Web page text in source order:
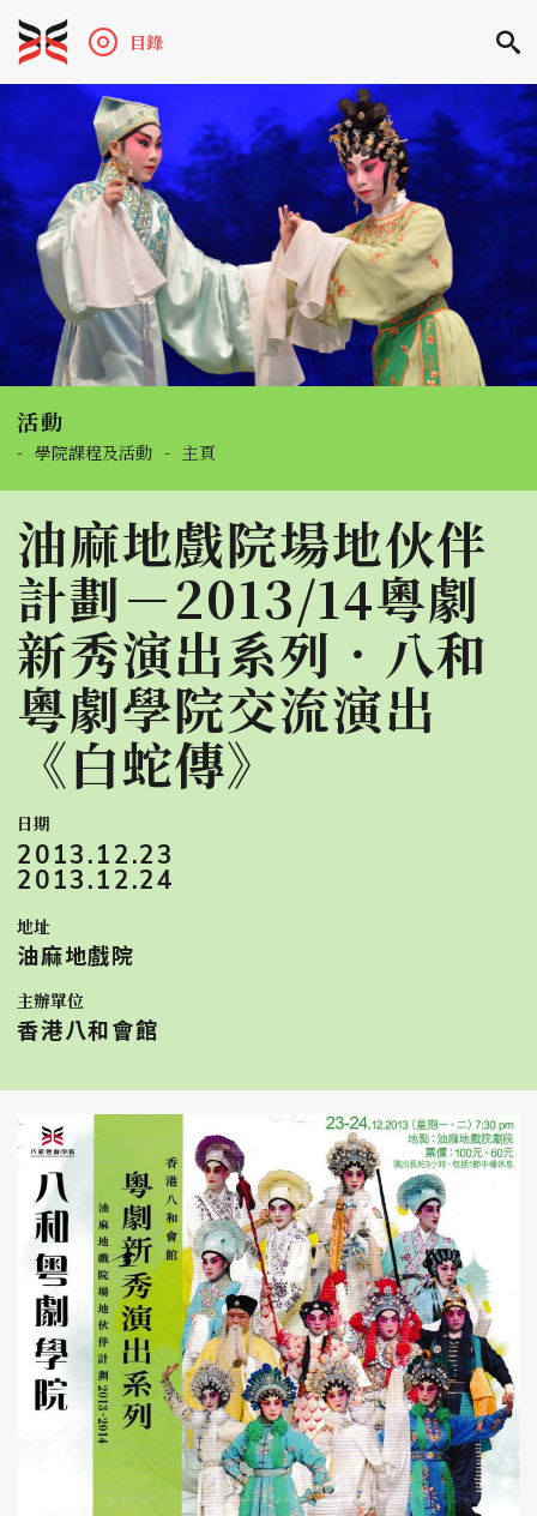
目錄
活動
- 學院課程及活動 - 主頁
油麻地戲院場地伙伴
計劃－2013/14粵劇
新秀演出系列．八和
粵劇學院交流演出
《白蛇傳》
日期
2013.12.23
2013.12.24
地址
油麻地戲院
主辦單位
香港八和會館